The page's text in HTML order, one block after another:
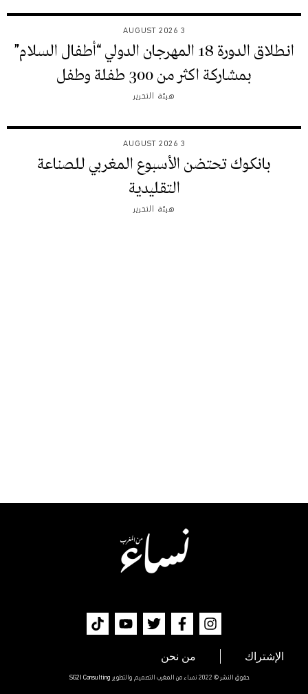
3 AUGUST 2026
انطلاق الدورة 18 المهرجان الدولي “أطفال السلام”
بمشاركة اكثر من 300 طفلة وطفل
هيئة التحرير
3 AUGUST 2026
بانكوك تحتضن الأسبوع المغربي للصناعة
التقليدية
هيئة التحرير
الإشتراك من نحن
حقوق النشر © 2022 نساء من المغرب التصميم والتطوير SG2I Consulting